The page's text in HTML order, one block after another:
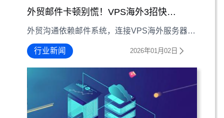
外贸邮件卡顿别慌！VPS海外3招快速解决
外贸沟通依赖邮件系统，连接VPS海外服务器时卡顿频发？3个实操技巧助你快速恢复流畅，保障业务效率
行业新闻 2026年01月02日